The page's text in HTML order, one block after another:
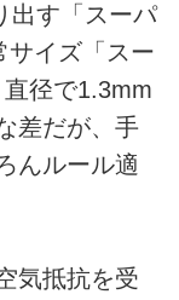
出す「スーパ
サイズ「スー
径で1.3mm
差だが、手
んルール適
気抵抗を受